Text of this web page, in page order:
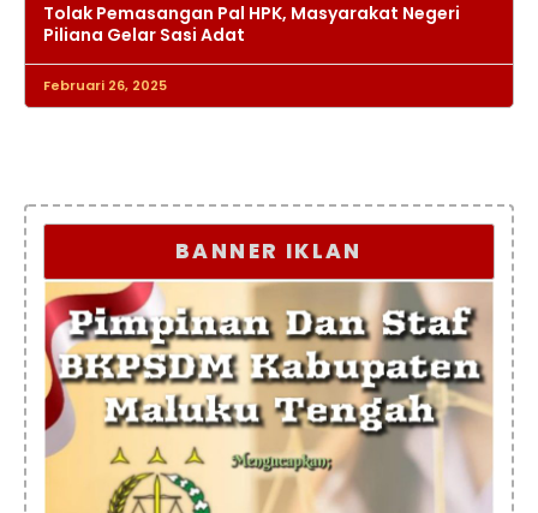
Tolak Pemasangan Pal HPK, Masyarakat Negeri
Piliana Gelar Sasi Adat
Februari 26, 2025
BANNER IKLAN